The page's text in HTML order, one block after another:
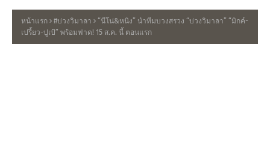
หน้าแรก #บ่วงวิมาลา
“นีโน่&หนิง” นำทีมบวงสรวง “บ่วงวิมาลา” “มิกค์-
เปรี้ยว-ปูเป้” พร้อมฟาด! 15 ส.ค. นี้ ตอนแรก